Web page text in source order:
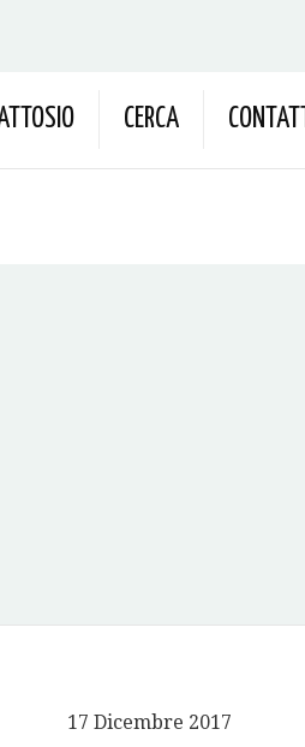
CERCA CONTATTI
17 Dicembre 2017